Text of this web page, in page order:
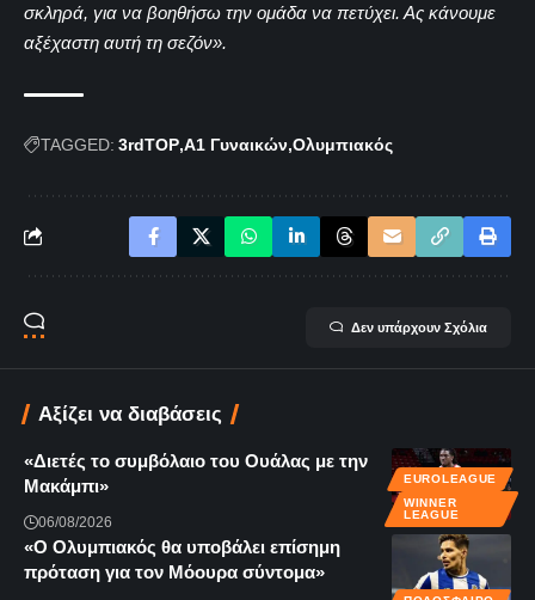
σκληρά, για να βοηθήσω την ομάδα να πετύχει. Ας κάνουμε
αξέχαστη αυτή τη σεζόν».
TAGGED: 3rdTOP Α1 Γυναικών Ολυμπιακός
Δεν υπάρχουν Σχόλια
Αξίζει να διαβάσεις
EUROLEAGUE
WINNER
LEAGUE
«Διετές το συμβόλαιο του Ουάλας με την
Μακάμπι»
06/08/2026
«Ο Ολυμπιακός θα υποβάλει επίσημη
πρόταση για τον Μόουρα σύντομα»